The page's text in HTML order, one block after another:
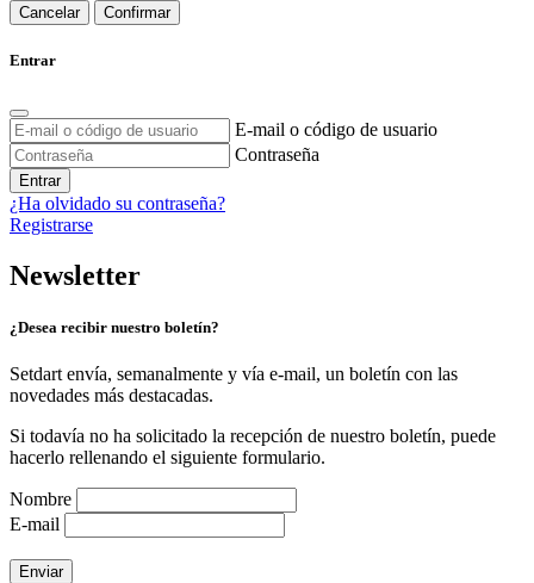
Cancelar Confirmar
Entrar
E-mail o código de usuario
Contraseña
Entrar
¿Ha olvidado su contraseña?
Registrarse
Newsletter
¿Desea recibir nuestro boletín?
Setdart envía, semanalmente y vía e-mail, un boletín con las
novedades más destacadas.
Si todavía no ha solicitado la recepción de nuestro boletín, puede
hacerlo rellenando el siguiente formulario.
Nombre
E-mail